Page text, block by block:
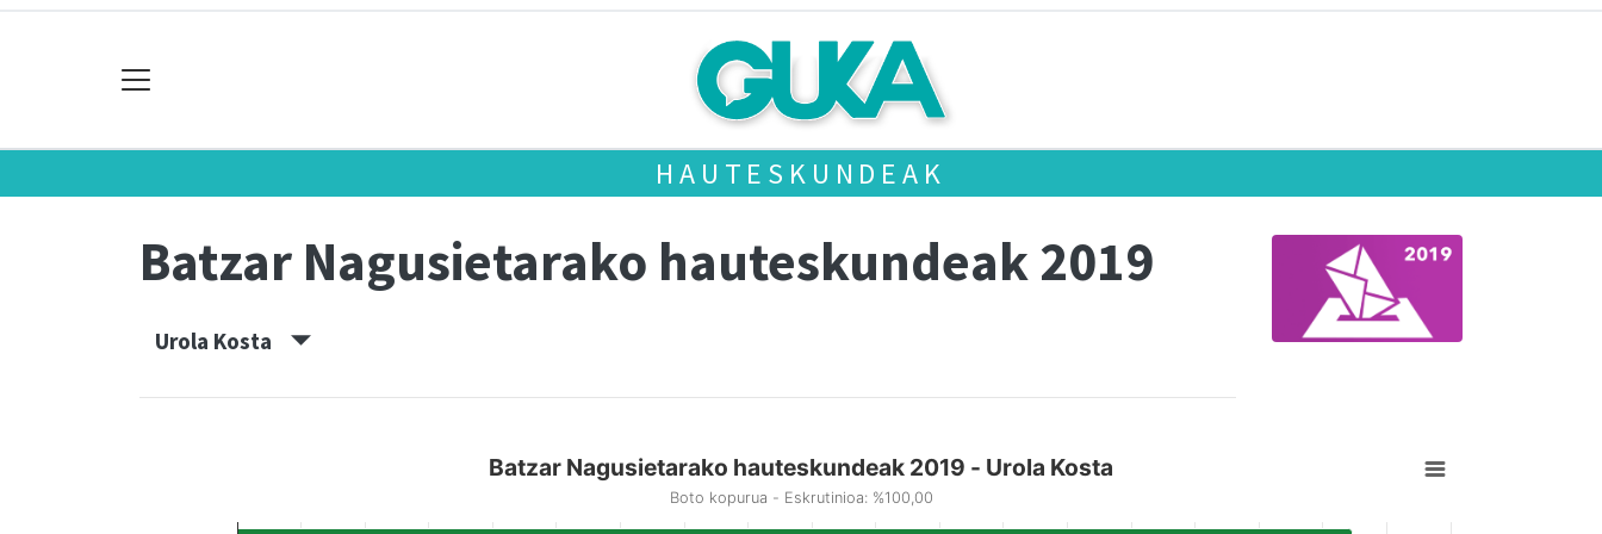
HAUTESKUNDEAK
Batzar Nagusietarako hauteskundeak 2019
Urola Kosta
Batzar Nagusietarako hauteskundeak 2019 - Urola Kosta
Boto kopurua - Eskrutinioa: %100,00